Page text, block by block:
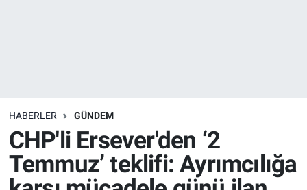
HABERLER GÜNDEM
CHP'li Ersever'den ‘2
Temmuz’ teklifi: Ayrımcılığa